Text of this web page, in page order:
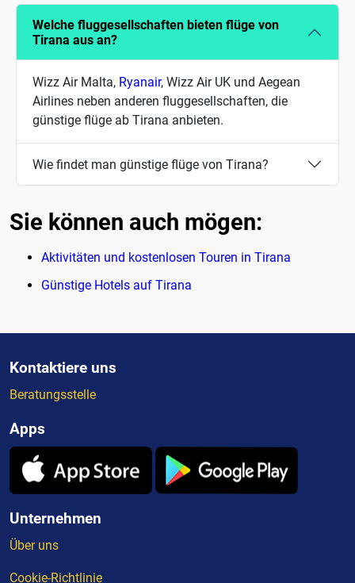
Welche fluggesellschaften bieten flüge von
Tirana aus an?
Wizz Air Malta, Ryanair, Wizz Air UK und Aegean
Airlines neben anderen fluggesellschaften, die
günstige flüge ab Tirana anbieten.
Wie findet man günstige flüge von Tirana?
Sie können auch mögen:
Aktivitäten und kostenlosen Touren in Tirana
Günstige Hotels auf Tirana
Kontaktiere uns
Beratungsstelle
Apps
Unternehmen
Über uns
Cookie-Richtlinie